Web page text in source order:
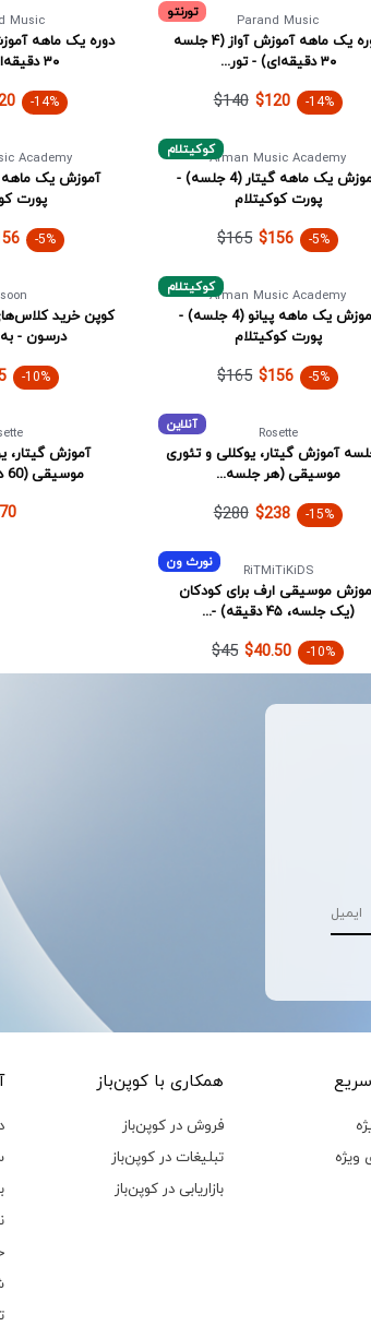
تورنتو Parand Music
دوره یک ماهه آموزش آواز (۴ جلسه
۳۰ دقیقه‌ای) - تور...
$140 $120 -14%
Music
۳۰ دقیقه‌ای) - تو...
-14%
کوکیتلامArman Music Academy
آموزش یک ماهه گیتار (4 جلسه) -
پورت کوکیتلام
$165 $156 -5%
Academy
پورت
-5%
کوکیتلامArman Music Academy
آموزش یک ماهه پیانو (4 جلسه) -
پورت کوکیتلام
$165 $156 -5%
کوپن خرید
درسون - به
-10%
آنلاین Rosette
آموزش گیتار، یوکللی و تئوری
موسیقی (هر جلسه...
$280 $238 -15%
آموزش گیتار،
موسیقی (60 دقیقه) - آن...
نورث ون RiTMiTiKiDS
موسیقی ارف برای کودکان
(یک جلسه، ۴۵ دقیقه) -...
$45 $40.50 -10%
ویژه
همکاری با کوپن‌باز
فروش در کوپن‌باز
تبلیغات در کوپن‌باز
بازاریابی در کوپن‌باز